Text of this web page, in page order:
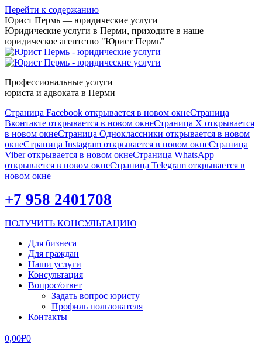
Перейти к содержанию
Юрист Пермь — юридические услуги
Юридические услуги в Перми, приходите в наше
юридическое агентство "Юрист Пермь"
Профессиональные услуги
юриста и адвоката в Перми
Страница Facebook открывается в новом окнеСтраница
Вконтакте открывается в новом окнеСтраница X открывается
в новом окнеСтраница Одноклассники открывается в новом
окнеСтраница Instagram открывается в новом окнеСтраница
Viber открывается в новом окнеСтраница WhatsApp
открывается в новом окнеСтраница Telegram открывается в
новом окне
+7 958 2401708
ПОЛУЧИТЬ КОНСУЛЬТАЦИЮ
Для бизнеса
Для граждан
Наши услуги
Консультация
Вопрос/ответ
Задать вопрос юристу
Профиль пользователя
Контакты
0,00₽0